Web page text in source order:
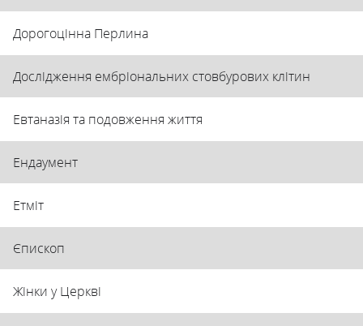
Дорогоцінна Перлина
Дослідження ембріональних стовбурових клітин
Евтаназія та подовження життя
Ендаумент
Етміт
Єпископ
Жінки у Церкві